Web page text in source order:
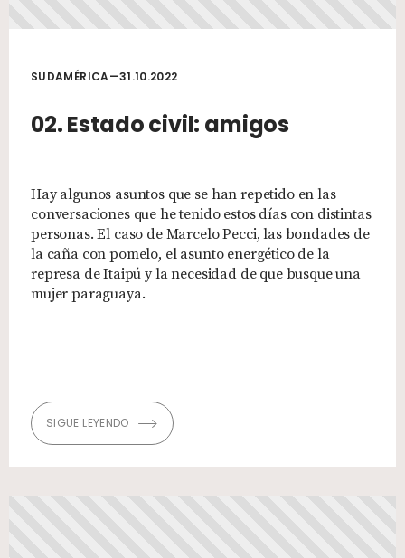
SUDAMÉRICA—31.10.2022
02. Estado civil: amigos
Hay algunos asuntos que se han repetido en las
conversaciones que he tenido estos días con distintas
personas. El caso de Marcelo Pecci, las bondades de
la caña con pomelo, el asunto energético de la
represa de Itaipú y la necesidad de que busque una
mujer paraguaya.
SIGUE LEYENDO